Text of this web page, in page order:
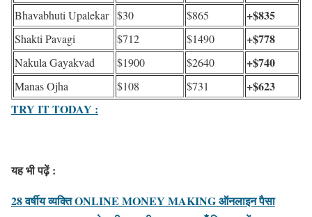
Bhavabhuti Upalekar $30 $865 +$835
Shakti Pavagi $712 $1490 +$778
Nakula Gayakvad $1900 $2640 +$740
Manas Ojha $108 $731
+$623
TRY IT TODAY :
यह भी पढ़ें :
28 वर्षीय व्यक्ति ONLINE MONEY MAKING ऑनलाइन पैसा